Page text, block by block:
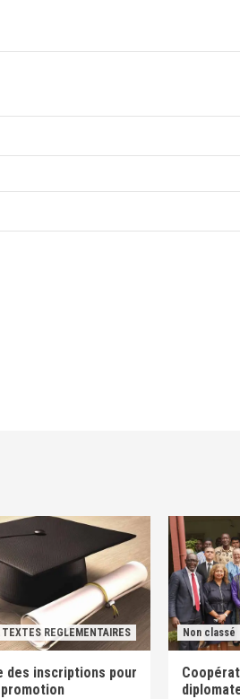
TEXTES REGLEMENTAIRES
des inscriptions pour
Non classé